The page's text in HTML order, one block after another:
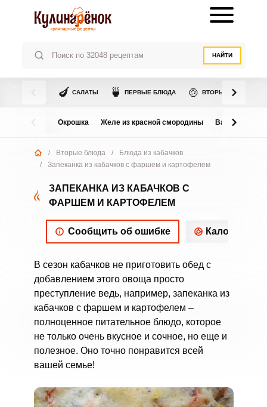
НАЙТИ
🍆 САЛАТЫ 🍵 ПЕРВЫЕ БЛЮДА 🍲 ВТОРЫЕ БЛЮДА
Окрошка Желе из красной смородины Варенье из
/ Вторые блюда /
Блюда из кабачков
/
Запеканка из кабачков с фаршем и картофелем
ЗАПЕКАНКА ИЗ КАБАЧКОВ С
ФАРШЕМ И КАРТОФЕЛЕМ
Сообщить об ошибке
В сезон кабачков не приготовить обед с
добавлением этого овоща просто
преступление ведь, например, запеканка из
кабачков с фаршем и картофелем –
полноценное питательное блюдо, которое
не только очень вкусное и сочное, но еще и
полезное. Оно точно понравится всей
вашей семье!